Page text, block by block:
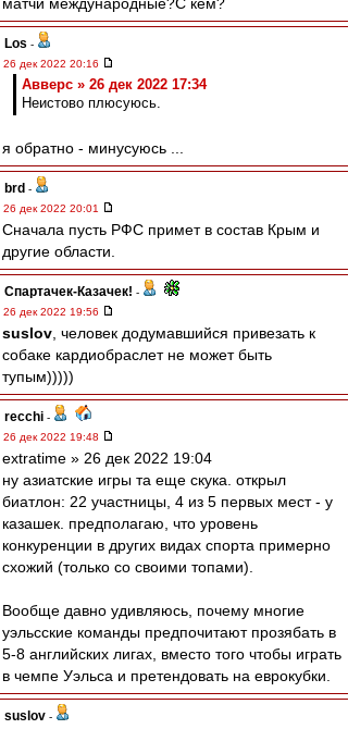
Los -
26 дек 2022 20:16
Авверс » 26 дек 2022 17:34
Неистово плюсуюсь.
я обратно - минусуюсь ...
brd -
26 дек 2022 20:01
Сначала пусть РФС примет в состав Крым и
другие области.
Спартачек-Казачек! -
26 дек 2022 19:56
suslov , человек додумавшийся привезать к
собаке кардиобраслет не может быть
тупым)))))
recchi -
26 дек 2022 19:48
extratime » 26 дек 2022 19:04
ну азиатские игры та еще скука. открыл
биатлон: 22 участницы, 4 из 5 первых мест - у
казашек. предполагаю, что уровень
конкуренции в других видах спорта примерно
схожий (только со своими топами).
Вообще давно удивляюсь, почему многие
уэльсские команды предпочитают прозябать в
5-8 английских лигах, вместо того чтобы играть
в чемпе Уэльса и претендовать на еврокубки.
suslov -